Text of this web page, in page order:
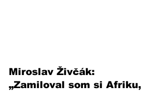
Miroslav Živčák:
„Zamiloval som si Afriku,